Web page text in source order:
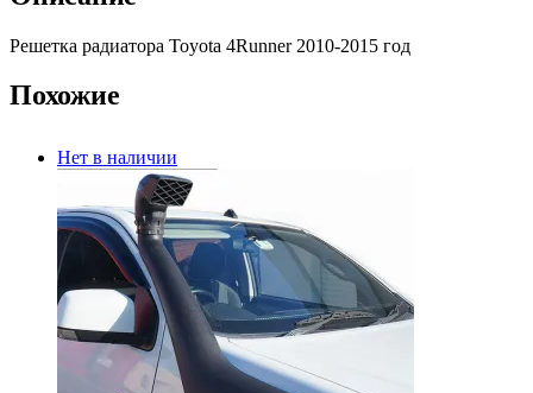
Решетка радиатора Toyota 4Runner 2010-2015 год
Похожие
Нет в наличии